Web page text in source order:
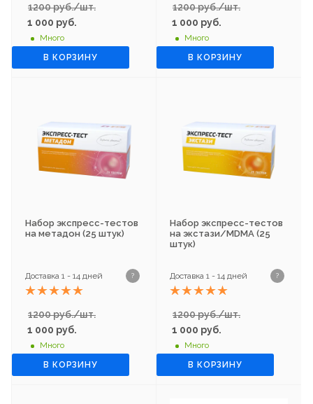
1200 руб./шт.
1 000 руб.
Много
В КОРЗИНУ
1200 руб./шт.
1 000 руб.
Много
В КОРЗИНУ
Набор экспресс-тестов
на метадон (25 штук)
Доставка 1 - 14 дней ?
1200 руб./шт.
1 000 руб.
Много
В КОРЗИНУ
Набор экспресс-тестов
на экстази/MDMA (25
штук)
Доставка 1 - 14 дней ?
1200 руб./шт.
1 000 руб.
Много
В КОРЗИНУ